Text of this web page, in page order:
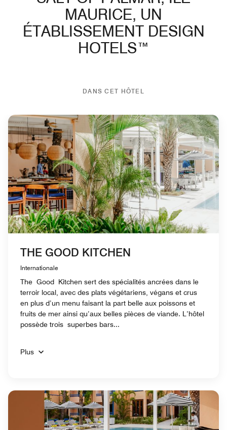
MAURICE, UN
ÉTABLISSEMENT DESIGN
HOTELS™
DANS CET HÔTEL
THE GOOD KITCHEN
Internationale
The Good Kitchen sert des spécialités ancrées dans le
terroir local, avec des plats végétariens, végans et crus
en plus d’un menu faisant la part belle aux poissons et
fruits de mer ainsi qu’aux belles pièces de viande. L’hôtel
possède trois superbes bars...
Plus